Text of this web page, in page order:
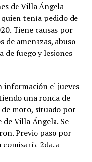
de Villa Ángela
tenía pedido de
Tiene causas por
de amenazas, abuso
de fuego y lesiones
información el jueves
una ronda de
moto, situado por
de Villa Ángela. Se
Previo paso por
comisaría 2da. a